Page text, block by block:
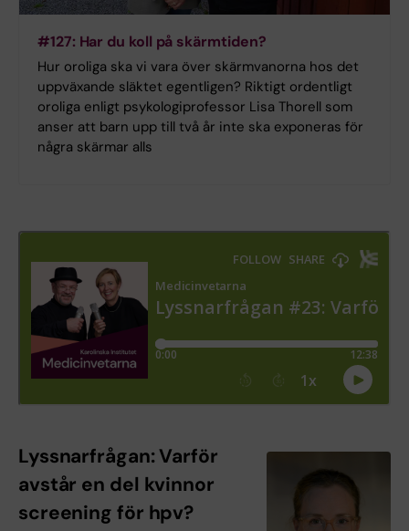
#127: Har du koll på skärmtiden?
Hur oroliga ska vi vara över skärmvanorna hos det
uppväxande släktet egentligen? Riktigt ordentligt
oroliga enligt psykologiprofessor Lisa Thorell som
anser att barn upp till två år inte ska exponeras för
några skärmar alls
Lyssnarfrågan: Varför
avstår en del kvinnor
screening för hpv?